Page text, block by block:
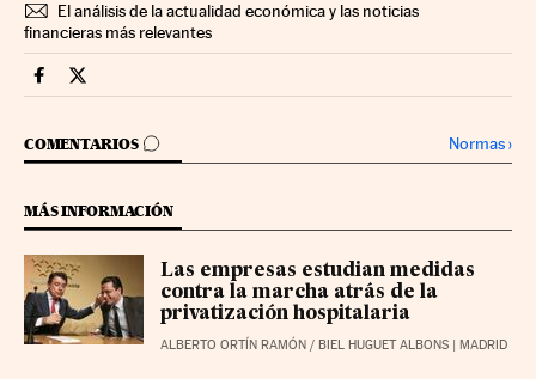
El análisis de la actualidad económica y las noticias
financieras más relevantes
Companias Cinco Días en Facebook
Companias Cinco Días en Twitter
COMENTARIOS
IR A LOS COMENTARIOS Normas›
MÁS INFORMACIÓN
Las empresas estudian medidas
contra la marcha atrás de la
privatización hospitalaria
ALBERTO ORTÍN RAMÓN / BIEL HUGUET ALBONS | MADRID